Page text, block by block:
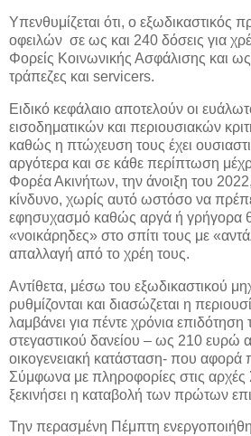
Υπενθυμίζεται ότι, ο
οφειλών σε ως και 240 δόσεις για
Φορείς Κοινωνικής Ασφάλισης και
τράπεζες και servicers.
Ειδικό κεφάλαιο αποτελούν οι
εισοδηματικών και περιουσιακών
καθώς η πτώχευση τους έχει
αργότερα και σε κάθε περίπτωση
Φορέα Ακινήτων, την άνοιξη του
κίνδυνο, χωρίς αυτό ωστόσο να
εφησυχασμό καθώς αργά ή γρήγορα
«νοικάρηδες» στο σπίτι τους με
απαλλαγή από το χρέη τους.
Αντίθετα, μέσω του εξωδικαστικού
ρυθμίζονται και διασώζεται η
λαμβάνει για πέντε χρόνια
στεγαστικού δανείου – ως 210 ευρώ
οικογενειακή κατάσταση- που αφορά
Σύμφωνα με πληροφορίες στις αρχές
ξεκινήσει η καταβολή των πρώτων
Την περασμένη Πέμπτη